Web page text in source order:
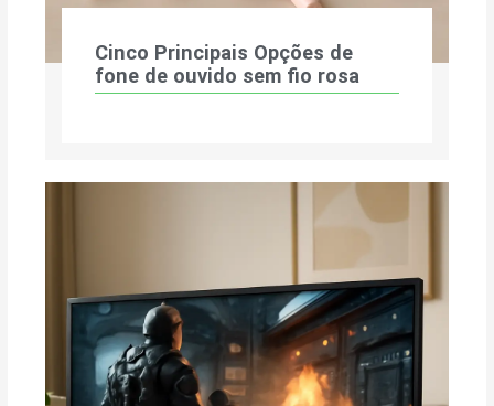
Cinco Principais Opções de
fone de ouvido sem fio rosa